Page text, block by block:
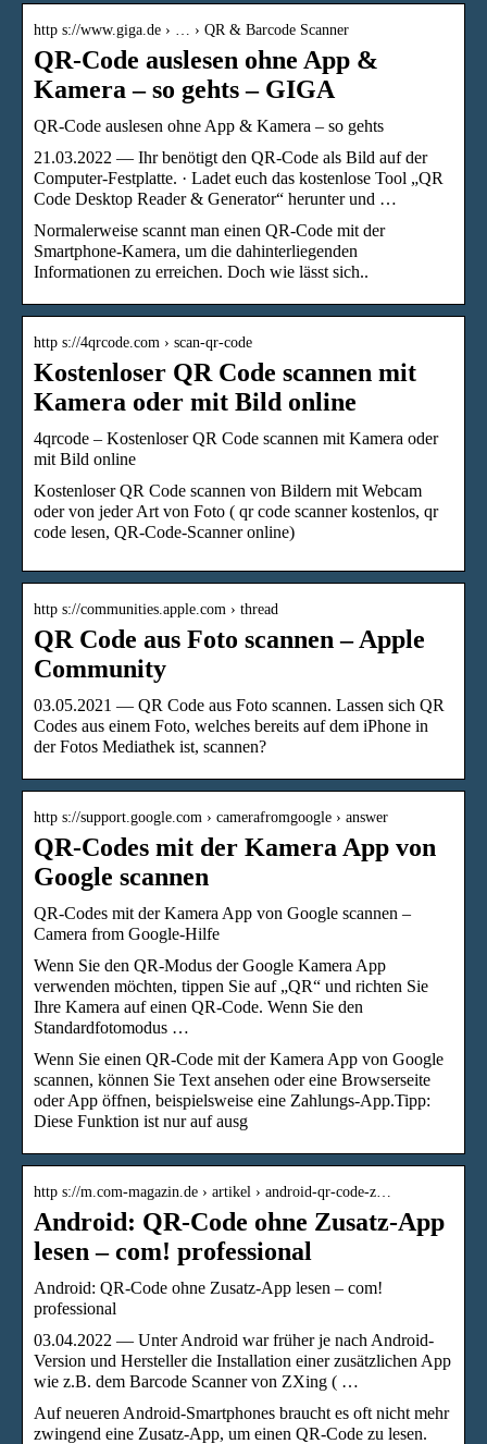
http s://www.giga.de › … › QR & Barcode Scanner
QR-Code auslesen ohne App &
Kamera – so gehts – GIGA
QR-Code auslesen ohne App & Kamera – so gehts
21.03.2022 — Ihr benötigt den QR-Code als Bild auf der
Computer-Festplatte. · Ladet euch das kostenlose Tool „QR
Code Desktop Reader & Generator“ herunter und …
Normalerweise scannt man einen QR-Code mit der
Smartphone-Kamera, um die dahinterliegenden
Informationen zu erreichen. Doch wie lässt sich..
http s://4qrcode.com › scan-qr-code
Kostenloser QR Code scannen mit
Kamera oder mit Bild online
4qrcode – Kostenloser QR Code scannen mit Kamera oder
mit Bild online
Kostenloser QR Code scannen von Bildern mit Webcam
oder von jeder Art von Foto ( qr code scanner kostenlos, qr
code lesen, QR-Code-Scanner online)
http s://communities.apple.com › thread
QR Code aus Foto scannen – Apple
Community
03.05.2021 — QR Code aus Foto scannen. Lassen sich QR
Codes aus einem Foto, welches bereits auf dem iPhone in
der Fotos Mediathek ist, scannen?
http s://support.google.com › camerafromgoogle › answer
QR-Codes mit der Kamera App von
Google scannen
QR-Codes mit der Kamera App von Google scannen –
Camera from Google-Hilfe
Wenn Sie den QR-Modus der Google Kamera App
verwenden möchten, tippen Sie auf „QR“ und richten Sie
Ihre Kamera auf einen QR-Code. Wenn Sie den
Standardfotomodus …
Wenn Sie einen QR-Code mit der Kamera App von Google
scannen, können Sie Text ansehen oder eine Browserseite
oder App öffnen, beispielsweise eine Zahlungs-App.Tipp:
Diese Funktion ist nur auf ausg
http s://m.com-magazin.de › artikel › android-qr-code-z…
Android: QR-Code ohne Zusatz-App
lesen – com! professional
Android: QR-Code ohne Zusatz-App lesen – com!
professional
03.04.2022 — Unter Android war früher je nach Android-
Version und Hersteller die Installation einer zusätzlichen App
wie z.B. dem Barcode Scanner von ZXing ( …
Auf neueren Android-Smartphones braucht es oft nicht mehr
zwingend eine Zusatz-App, um einen QR-Code zu lesen.